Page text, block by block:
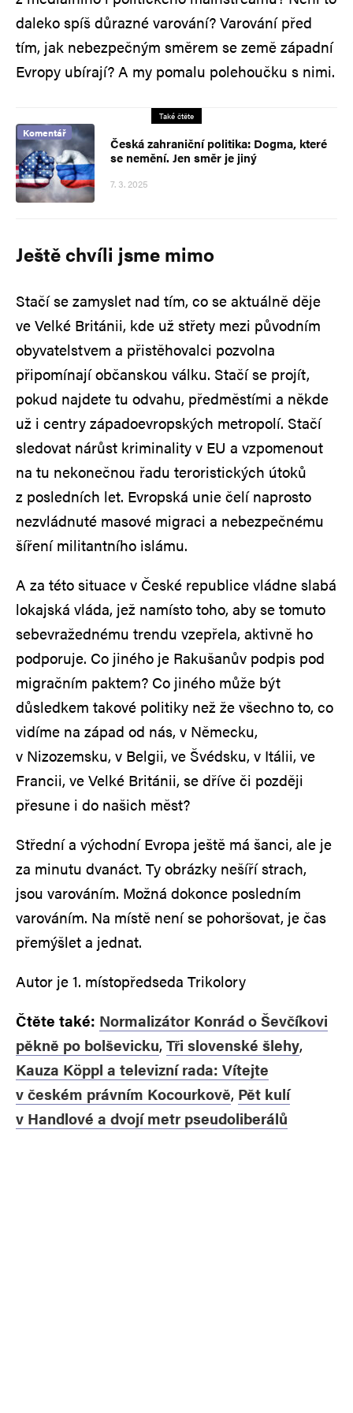
daleko spíš důrazné varování? Varování před
tím, jak nebezpečným směrem se země západní
Evropy ubírají? A my pomalu polehoučku s nimi.
Také čtěte
Komentář
Česká zahraniční politika: Dogma, které
se nemění. Jen směr je jiný
7. 3. 2025
Ještě chvíli jsme mimo
Stačí se zamyslet nad tím, co se aktuálně děje
ve Velké Británii, kde už střety mezi původním
obyvatelstvem a přistěhovalci pozvolna
připomínají občanskou válku. Stačí se projít,
pokud najdete tu odvahu, předměstími a někde
už i centry západoevropských metropolí. Stačí
sledovat nárůst kriminality v EU a vzpomenout
na tu nekonečnou řadu teroristických útoků
z posledních let. Evropská unie čelí naprosto
nezvládnuté masové migraci a nebezpečnému
šíření militantního islámu.
A za této situace v České republice vládne slabá
lokajská vláda, jež namísto toho, aby se tomuto
sebevražednému trendu vzepřela, aktivně ho
podporuje. Co jiného je Rakušanův podpis pod
migračním paktem? Co jiného může být
důsledkem takové politiky než že všechno to, co
vidíme na západ od nás, v Německu,
v Nizozemsku, v Belgii, ve Švédsku, v Itálii, ve
Francii, ve Velké Británii, se dříve či později
přesune i do našich měst?
Střední a východní Evropa ještě má šanci, ale je
za minutu dvanáct. Ty obrázky nešíří strach,
jsou varováním. Možná dokonce posledním
varováním. Na místě není se pohoršovat, je čas
přemýšlet a jednat.
Autor je 1. místopředseda Trikolory
Čtěte také: Normalizátor Konrád o Ševčíkovi
pěkně po bolševicku, Tři slovenské šlehy,
Kauza Köppl a televizní rada: Vítejte
v českém právním Kocourkově, Pět kulí
v Handlové a dvojí metr pseudoliberálů